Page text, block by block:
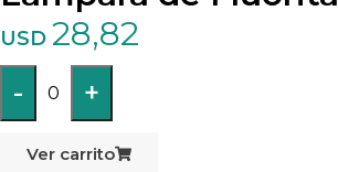
USD 28,82
- 0 +
Ver carrito